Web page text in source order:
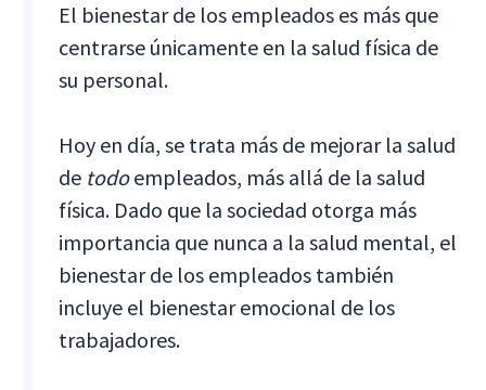
El bienestar de los empleados es más que
centrarse únicamente en la salud física de
su personal.
Hoy en día, se trata más de mejorar la salud
de todoempleados, más allá de la salud
física. Dado que la sociedad otorga más
importancia que nunca a la salud mental, el
bienestar de los empleados también
incluye el bienestar emocional de los
trabajadores.